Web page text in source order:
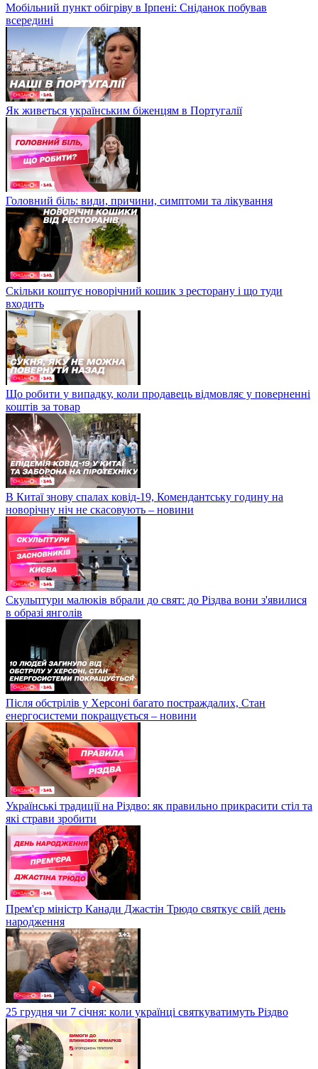
Мобільний пункт обігріву в Ірпені: Сніданок побував
всередині
Як живеться українським біженцям в Португалії
Головний біль: види, причини, симптоми та лікування
Скільки коштує новорічний кошик з ресторану і що туди
входить
Що робити у випадку, коли продавець відмовляє у поверненні
коштів за товар
В Китаї знову спалах ковід-19, Комендантську годину на
новорічну ніч не скасовують – новини
Скульптури малюків вбрали до свят: до Різдва вони з'явилися
в образі янголів
Після обстрілів у Херсоні багато постраждалих, Стан
енергосистеми покращується – новини
Українські традиції на Різдво: як правильно прикрасити стіл та
які страви зробити
Прем'єр міністр Канади Джастін Трюдо святкує свій день
народження
25 грудня чи 7 січня: коли українці святкуватимуть Різдво